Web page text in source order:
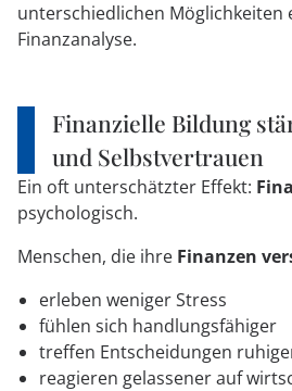
unterschiedlichen Möglichkeiten
Finanzanalyse.
Finanzielle Bildung
und Selbstvertrauen
Ein oft unterschätzter Effekt:
psychologisch.
Menschen, die ihre Finanzen
erleben weniger Stress
fühlen sich handlungsfähiger
treffen Entscheidungen
reagieren gelassener auf